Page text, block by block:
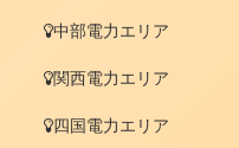
中部電力エリア
関西電力エリア
四国電力エリア